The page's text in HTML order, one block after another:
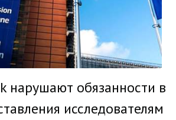
нарушают обязанности в
исследователям